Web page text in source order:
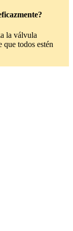
la válvula
que todos estén